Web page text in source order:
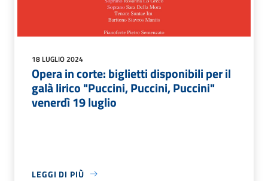
18 LUGLIO 2024
Opera in corte: biglietti disponibili per il
galà lirico "Puccini, Puccini, Puccini"
venerdì 19 luglio
LEGGI DI PIÙ